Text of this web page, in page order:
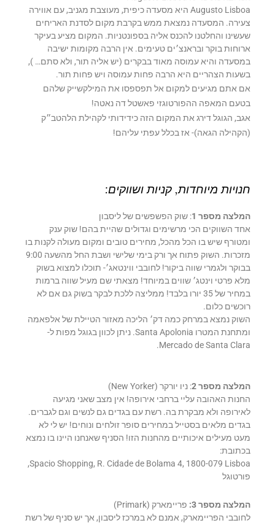
Augusto Lisboa היא מסעדה כיפית, מעוצבת מגניב, עם אווירה
צעירה. המסעדה נמצאת ממש בקרבת מקום לסדנת האריחים
שעשינו והחלטנו להכנס אליה בספונטניות. המקום מציע בעיקר
ארוחות בוקר ובראנצ׳ים טעימים. אין הרבה מקומות ישיבה
במסעדה והיא עמוסה מאוד בבקרים (יש אליה תור, ולא סתם… ),
בשעות הצהריים היא הרבה פחות עמוסה ויש פחות תור.
אם אתם מגיעים למקום אל תפספסו את המילקשייק שלהם
בטעם המאפה ההפורטוגזי פאשטל דה נאטה!
אגב, הגוגל דירג את המקום הזה כידידותי לקהילת הלהטב״ק
(הקהילה הגאה)- אז בכלל עפתי עליהם!
חנויות מיוחדות, קניות ושווקים:
המלצה מספר 1
: שוק הפשפשים של ליסבון
אחד השווקים הכי מרשימים וגדולים שהיית בהם! שוק ענק
ומטורף שיש בו הכל מהכל, מחירים טובים ומקום מעולה לקנות בו
מזכרות. השוק פתוח אך ורק בימי שלישי ושבת החל מהשעה 9:00
בבוקר ולגמרי שווה ביקור! לחובבי ווינטאג׳- תוכלו למצוא בשוק
מלא פרטי וינטג׳ שווים במיוחד! מצאתי שם מעיל שווה ברמות
במחיר של 35 יורו בלבד! ממליצה ללכת לבקר בשוק גם אם לא
רוכשים כלום.
השוק נמצא במרחק כמה דק׳ הליכה מאזור הטיילת של אלפאמה
ומתחנת המטרו Santa Apolonia. ניתן לכוון בגוגל מפות ל-
Mercado de Santa Clara.
המלצה מספר 2
: ניו יורקר (New Yorker)
החנות האהובה עליי ברחבי אירופה! אין מצב שאני מגיעה
לאירופה ולא מבקרת בה. רשת עם בגדים גם לנשים וגם לגברים.
בגדים מלאים בסטייל במחירים סופר זולחים ונוחים! יש לי לא
מעט מעילים איכותיים מהחנות הזו! הסניף שאנחנו היינו בו נמצא
בכתובת:
Spacio Shopping, R. Cidade de Bolama 4, 1800-079 Lisboa,
פורטוגל
המלצה מספר 3:
פריימארק (Primark)
לחובבי הפריימארק, אמנם לא במרכז ליסבון, אך יש סניף של רשת